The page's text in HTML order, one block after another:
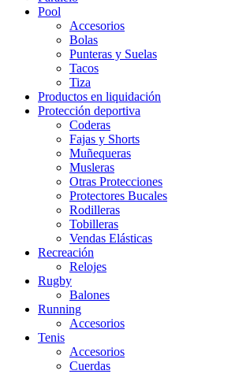
Pool
Accesorios
Bolas
Punteras y Suelas
Tacos
Tiza
Productos en liquidación
Protección deportiva
Coderas
Fajas y Shorts
Muñequeras
Musleras
Otras Protecciones
Protectores Bucales
Rodilleras
Tobilleras
Vendas Elásticas
Recreación
Relojes
Rugby
Balones
Running
Accesorios
Tenis
Accesorios
Cuerdas